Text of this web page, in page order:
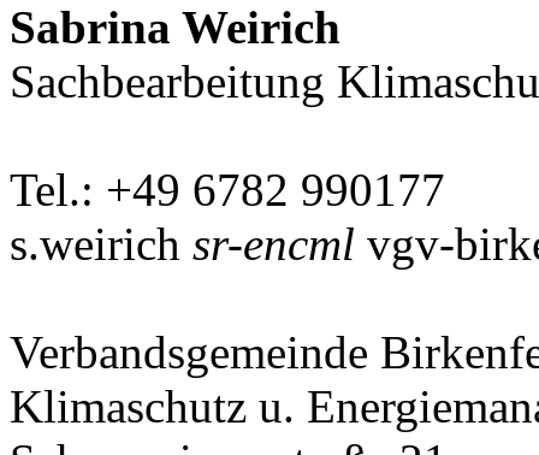
Sabrina Weirich
Sachbearbeitung
Tel.: +49 6782 990177
s.weirich sr-encml vgv-
Verbandsgemeinde
Klimaschutz u.